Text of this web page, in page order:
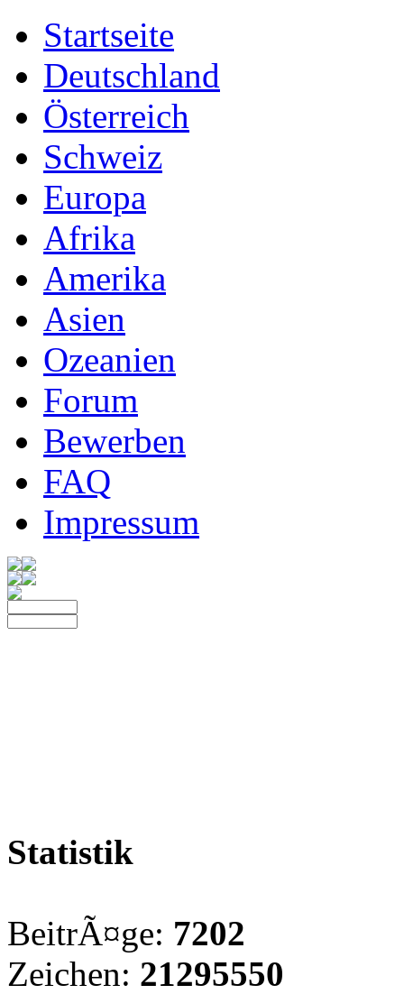
Startseite
Deutschland
Österreich
Schweiz
Europa
Afrika
Amerika
Asien
Ozeanien
Forum
Bewerben
FAQ
Impressum
Statistik
BeitrÃ¤ge: 7202
Zeichen: 21295550